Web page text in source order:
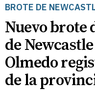
BROTE DE
Nuevo brote
de
Olmedo
de la